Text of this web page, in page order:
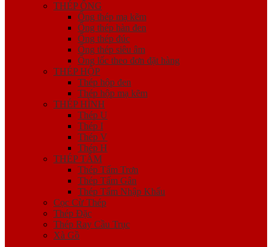
THÉP ỐNG
Ống thép mạ kẽm
Ống thép hàn đen
Ống thép đúc
Ống thép siêu âm
Ống lốc theo đơn đặt hàng
THÉP HỘP
Thép hộp đen
Thép hộp mạ kẽm
THÉP HÌNH
Thép U
Thép I
Thép V
Thép H
THÉP TẤM
Thép Tấm Trơn
Thép Tấm Gân
Thép Tấm Nhập Khẩu
Cọc Cừ Thép
Thép Đặc
Thép Ray Cầu Trục
Xà Gồ